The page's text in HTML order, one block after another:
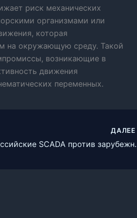
риск механических
организмами или
которая
на окружающую среду. Такой
возникающие в
движения
переменных.
ДАЛЕЕ
Российские SCADA